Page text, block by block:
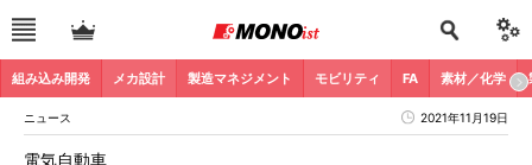
組み込み開発 メカ設計 製造マネジメント モビリティ FA 素材／化学
ニュース 2021年11月19日
電気自動車